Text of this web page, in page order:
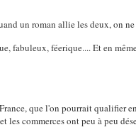
un roman allie les deux, on
fabuleux, féerique.... Et en
que l'on pourrait qualifier
commerces ont peu à peu